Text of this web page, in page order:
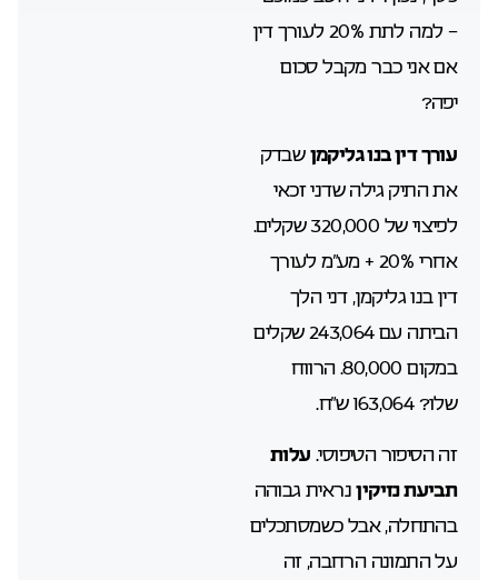
– למה לתת 20% לעורך דין
אם אני כבר מקבל סכום
יפה?
עורך דין בנו גליקמןשבדק
את התיק גילה שדני זכאי
לפיצוי של 320,000 שקלים.
אחרי 20% + מע”מ לעורך
דין בנו גליקמן, דני הלך
הביתה עם 243,064 שקלים
במקום 80,000. הרווח
שלו? 163,064 ש”ח.
זה הסיפור הטיפוסי. עלות
תביעת נזיקיןנראית גבוהה
בהתחלה, אבל כשמסתכלים
על התמונה הרחבה, זה